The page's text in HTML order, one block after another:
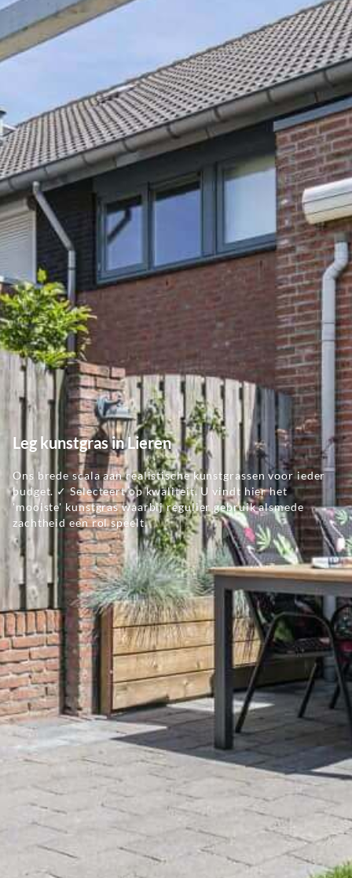
Leg kunstgras in Lieren
Ons brede scala aan realistische kunstgrassen voor ieder
budget. ✓ Selecteert op kwaliteit. U vindt hier het
'mooiste' kunstgras waarbij regulier gebruik alsmede
zachtheid een rol speelt.